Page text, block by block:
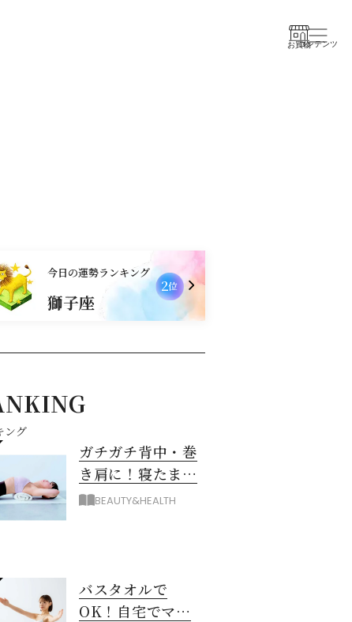
お買物コンテンツ
今日の運勢ランキング
獅子座
2位
ング
ガチガチ背中・巻
き肩に！寝たまま
バスタオル「おう
BEAUTY&HEALTH
バスタオルで
OK！自宅でマシ